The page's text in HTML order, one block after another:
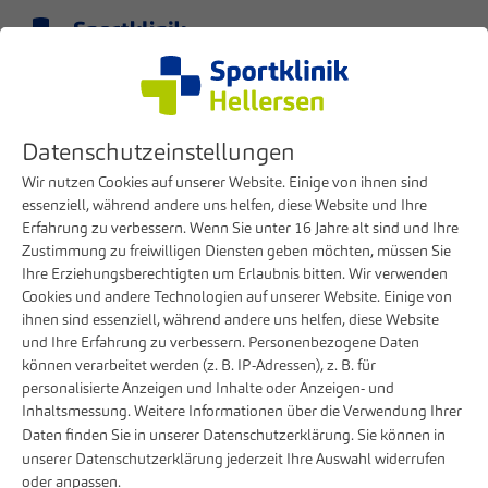
Medizinische Kompetenzen
Kinderorthopädie
Datenschutzeinstellungen
Wir nutzen Cookies auf unserer Website. Einige von ihnen sind
essenziell, während andere uns helfen, diese Website und Ihre
Erfahrung zu verbessern. Wenn Sie unter 16 Jahre alt sind und Ihre
Zustimmung zu freiwilligen Diensten geben möchten, müssen Sie
Ihre Erziehungsberechtigten um Erlaubnis bitten. Wir verwenden
Cookies und andere Technologien auf unserer Website. Einige von
ihnen sind essenziell, während andere uns helfen, diese Website
und Ihre Erfahrung zu verbessern. Personenbezogene Daten
können verarbeitet werden (z. B. IP-Adressen), z. B. für
personalisierte Anzeigen und Inhalte oder Anzeigen- und
Inhaltsmessung. Weitere Informationen über die Verwendung Ihrer
Daten finden Sie in unserer Datenschutzerklärung. Sie können in
unserer Datenschutzerklärung jederzeit Ihre Auswahl widerrufen
oder anpassen.